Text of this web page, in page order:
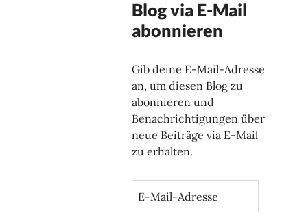
Blog via E-Mail
abonnieren
Gib deine E-Mail-Adresse
an, um diesen Blog zu
abonnieren und
Benachrichtigungen über
neue Beiträge via E-Mail
zu erhalten.